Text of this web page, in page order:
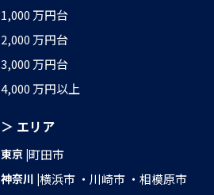
1,000 万円台
2,000 万円台
3,000 万円台
4,000 万円以上
＞ エリア
東京 町田市
神奈川 横浜市 川崎市 相模原市